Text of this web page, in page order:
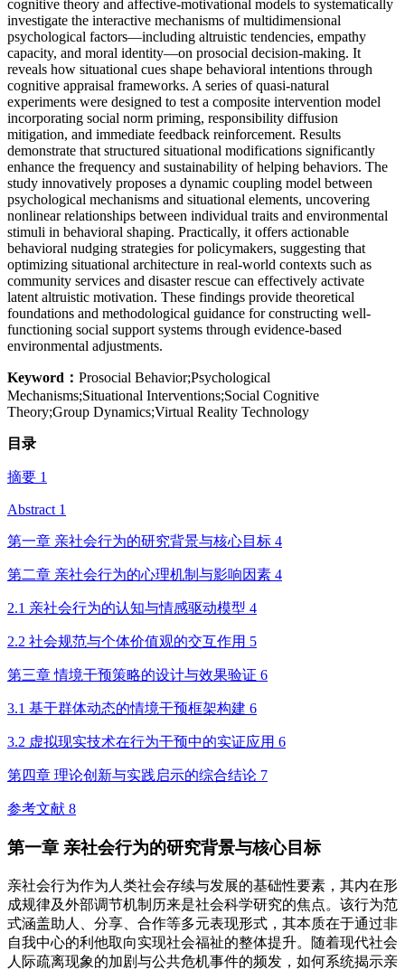
cognitive theory and affective-motivational models to systematically
investigate the interactive mechanisms of multidimensional
psychological factors—including altruistic tendencies, empathy
capacity, and moral identity—on prosocial decision-making. It
reveals how situational cues shape behavioral intentions through
cognitive appraisal frameworks. A series of quasi-natural
experiments were designed to test a composite intervention model
incorporating social norm priming, responsibility diffusion
mitigation, and immediate feedback reinforcement. Results
demonstrate that structured situational modifications significantly
enhance the frequency and sustainability of helping behaviors. The
study innovatively proposes a dynamic coupling model between
psychological mechanisms and situational elements, uncovering
nonlinear relationships between individual traits and environmental
stimuli in behavioral shaping. Practically, it offers actionable
behavioral nudging strategies for policymakers, suggesting that
optimizing situational architecture in real-world contexts such as
community services and disaster rescue can effectively activate
latent altruistic motivation. These findings provide theoretical
foundations and methodological guidance for constructing well-
functioning social support systems through evidence-based
environmental adjustments.
Keyword： Prosocial Behavior;Psychological
Mechanisms;Situational Interventions;Social Cognitive
Theory;Group Dynamics;Virtual Reality Technology
目录
摘要 1
Abstract 1
第一章 亲社会行为的研究背景与核心目标 4
第二章 亲社会行为的心理机制与影响因素 4
2.1 亲社会行为的认知与情感驱动模型 4
2.2 社会规范与个体价值观的交互作用 5
第三章 情境干预策略的设计与效果验证 6
3.1 基于群体动态的情境干预框架构建 6
3.2 虚拟现实技术在行为干预中的实证应用 6
第四章 理论创新与实践启示的综合结论 7
参考文献 8
第一章 亲社会行为的研究背景与核心目标
亲社会行为作为人类社会存续与发展的基础性要素，其内在形
成规律及外部调节机制历来是社会科学研究的焦点。该行为范
式涵盖助人、分享、合作等多元表现形式，其本质在于通过非
自我中心的利他取向实现社会福祉的整体提升。随着现代社会
人际疏离现象的加剧与公共危机事件的频发，如何系统揭示亲